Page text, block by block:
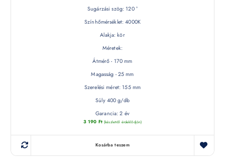
Sugárzási szög: 120 °
Színhőmérséklet: 4000K
Alakja: kör
Méretek:
Átmérő - 170 mm
Magasság - 25 mm
Szerelési méret: 155 mm
Súly 400 g/db
Garancia: 2 év
3 190 Ft (készletről érdeklődjön)
Kosárba teszem